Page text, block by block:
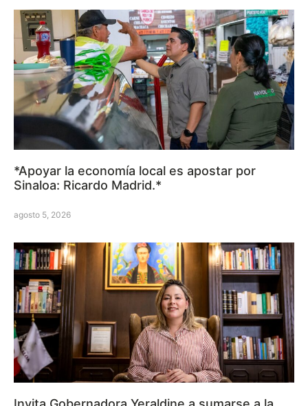
*Apoyar la economía local es apostar por
Sinaloa: Ricardo Madrid.*
agosto 5, 2026